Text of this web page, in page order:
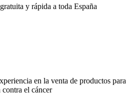
y rápida a toda España
en la venta de productos para
contra el cáncer